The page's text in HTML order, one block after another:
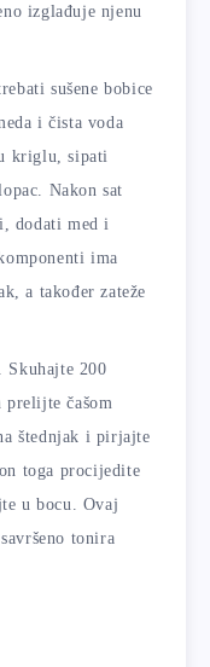
izglađuje njenu
sušene bobice
i čista voda
kriglu, sipati
Nakon sat
dodati med i
ima
a također zateže
. Skuhajte 200
prelijte čašom
štednjak i pirjajte
toga procijedite
u bocu. Ovaj
tonira